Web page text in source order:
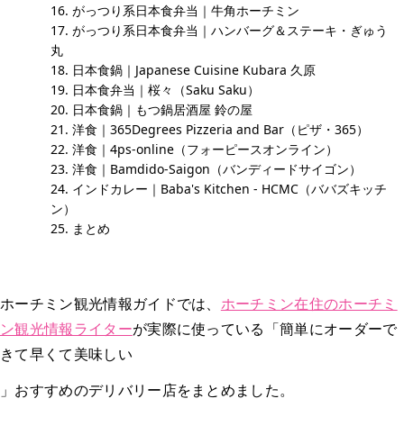
がっつり系日本食弁当｜牛角ホーチミン
がっつり系日本食弁当｜ハンバーグ＆ステーキ・ぎゅう
丸
日本食鍋｜Japanese Cuisine Kubara 久原
日本食弁当｜桜々（Saku Saku）
日本食鍋｜もつ鍋居酒屋 鈴の屋
洋食｜365Degrees Pizzeria and Bar（ピザ・365）
洋食｜4ps-online（フォーピースオンライン）
洋食｜Bamdido-Saigon（バンディードサイゴン）
インドカレー｜Baba's Kitchen - HCMC（ババズキッチ
ン）
まとめ
ホーチミン観光情報ガイドでは、 ホーチミン在住のホーチミ
ン観光情報ライターが実際に使っている「簡単にオーダーで
きて早くて美味しい
」おすすめのデリバリー店をまとめました。